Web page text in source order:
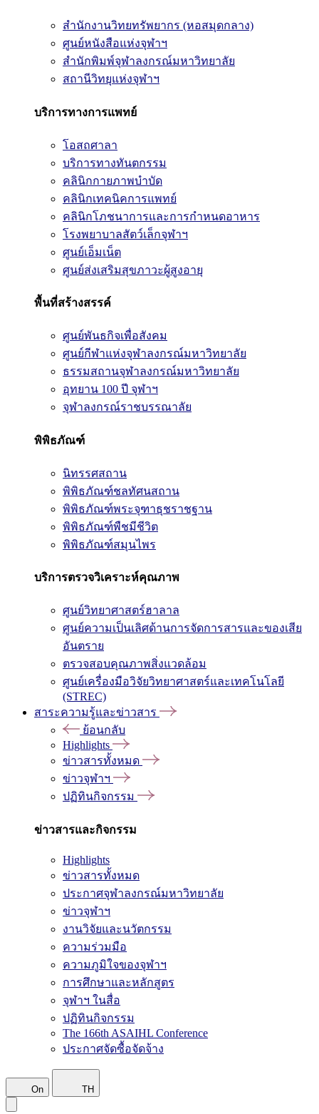
สำนักงานวิทยทรัพยากร (หอสมุดกลาง)
ศูนย์หนังสือแห่งจุฬาฯ
สำนักพิมพ์จุฬาลงกรณ์มหาวิทยาลัย
สถานีวิทยุแห่งจุฬาฯ
บริการทางการแพทย์
โอสถศาลา
บริการทางทันตกรรม
คลินิกกายภาพบำบัด
คลินิกเทคนิคการแพทย์
คลินิกโภชนาการและการกำหนดอาหาร
โรงพยาบาลสัตว์เล็กจุฬาฯ
ศูนย์เอ็มเน็ต
ศูนย์ส่งเสริมสุขภาวะผู้สูงอายุ
พื้นที่สร้างสรรค์
ศูนย์พันธกิจเพื่อสังคม
ศูนย์กีฬาแห่งจุฬาลงกรณ์มหาวิทยาลัย
ธรรมสถานจุฬาลงกรณ์มหาวิทยาลัย
อุทยาน 100 ปี จุฬาฯ
จุฬาลงกรณ์ราชบรรณาลัย
พิพิธภัณฑ์
นิทรรศสถาน
พิพิธภัณฑ์ชลทัศนสถาน
พิพิธภัณฑ์พระจุฑาธุชราชฐาน
พิพิธภัณฑ์พืชมีชีวิต
พิพิธภัณฑ์สมุนไพร
บริการตรวจวิเคราะห์คุณภาพ
ศูนย์วิทยาศาสตร์ฮาลาล
ศูนย์ความเป็นเลิศด้านการจัดการสารและของเสีย
อันตราย
ตรวจสอบคุณภาพสิ่งแวดล้อม
ศูนย์เครื่องมือวิจัยวิทยาศาสตร์และเทคโนโลยี
(STREC)
สาระความรู้และข่าวสาร
ย้อนกลับ
Highlights
ข่าวสารทั้งหมด
ข่าวจุฬาฯ
ปฏิทินกิจกรรม
ข่าวสารและกิจกรรม
Highlights
ข่าวสารทั้งหมด
ประกาศจุฬาลงกรณ์มหาวิทยาลัย
ข่าวจุฬาฯ
งานวิจัยและนวัตกรรม
ความร่วมมือ
ความภูมิใจของจุฬาฯ
การศึกษาและหลักสูตร
จุฬาฯ ในสื่อ
ปฏิทินกิจกรรม
The 166th ASAIHL Conference
ประกาศจัดซื้อจัดจ้าง
On TH